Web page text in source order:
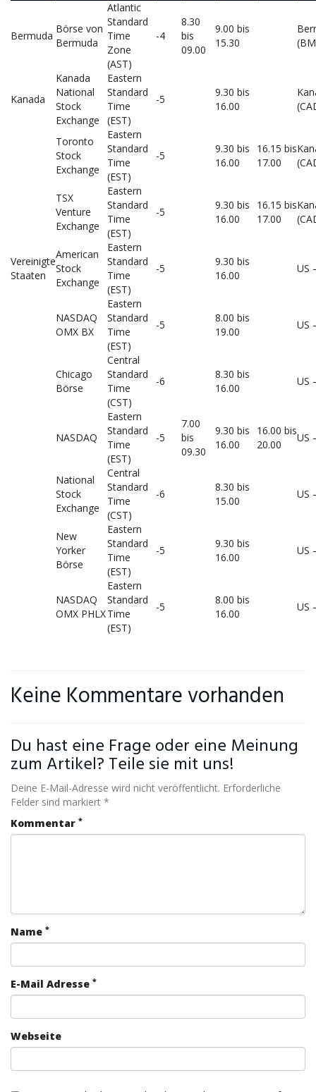
Bermuda
Börse von
Bermuda
Atlantic
Standard
Time
Zone
(AST)
-4
8.30
bis
09.00
9.00 bis
15.30
Kanada
Kanada
National
Stock
Exchange
Eastern
Standard
Time
(EST)
-5
9.30 bis
16.00
Toronto
Stock
Exchange
Eastern
Standard
Time
(EST)
-5
9.30 bis
16.00
16.15 bis
17.00
TSX
Venture
Exchange
Eastern
Standard
Time
(EST)
-5
9.30 bis
16.00
16.15 bis
17.00
Vereinigte
Staaten
American
Stock
Exchange
Eastern
Standard
Time
(EST)
-5
9.30 bis
16.00
US
NASDAQ
OMX BX
Eastern
Standard
Time
(EST)
-5
8.00 bis
19.00
US
Chicago
Börse
Central
Standard
Time
(CST)
-6
8.30 bis
16.00
US
NASDAQ
Eastern
Standard
Time
(EST)
-5
7.00
bis
09.30
9.30 bis
16.00
16.00 bis
20.00
US
National
Stock
Exchange
Central
Standard
Time
(CST)
-6
8.30 bis
15.00
US
New
Yorker
Börse
Eastern
Standard
Time
(EST)
-5
9.30 bis
16.00
US
NASDAQ
OMX PHLX
Eastern
Standard
Time
(EST)
-5
8.00 bis
16.00
US
Keine Kommentare vorhanden
Du hast eine Frage oder eine Meinung
zum Artikel? Teile sie mit uns!
Deine E-Mail-Adresse wird nicht veröffentlicht. Erforderliche
Felder sind markiert *
Kommentar *
Name *
E-Mail Adresse *
Webseite